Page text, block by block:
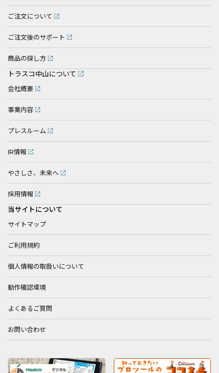
ご注文について
ご注文後のサポート
商品の探し方
トラスコ中山について
会社概要
事業内容
プレスルーム
IR情報
やさしさ、未来へ
採用情報
当サイトについて
サイトマップ
ご利用規約
個人情報の取扱いについて
動作確認環境
よくあるご質問
お問い合わせ